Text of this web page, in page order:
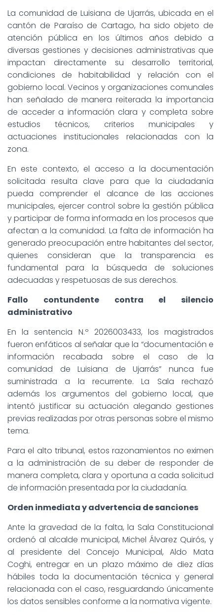
La comunidad de Luisiana de Ujarrás, ubicada en el
cantón de Paraíso de Cartago, ha sido objeto de
atención pública en los últimos años debido a
diversas gestiones y decisiones administrativas que
impactan directamente su desarrollo territorial,
condiciones de habitabilidad y relación con el
gobierno local. Vecinos y organizaciones comunales
han señalado de manera reiterada la importancia
de acceder a información clara y completa sobre
estudios técnicos, criterios municipales y
actuaciones institucionales relacionadas con la
zona.
En este contexto, el acceso a la documentación
solicitada resulta clave para que la ciudadanía
pueda comprender el alcance de las acciones
municipales, ejercer control sobre la gestión pública
y participar de forma informada en los procesos que
afectan a la comunidad. La falta de información ha
generado preocupación entre habitantes del sector,
quienes consideran que la transparencia es
fundamental para la búsqueda de soluciones
adecuadas y respetuosas de sus derechos.
Fallo contundente contra el silencio
administrativo
En la sentencia N.º 2026003433, los magistrados
fueron enfáticos al señalar que la “documentación e
información recabada sobre el caso de la
comunidad de Luisiana de Ujarrás” nunca fue
suministrada a la recurrente. La Sala rechazó
además los argumentos del gobierno local, que
intentó justificar su actuación alegando gestiones
previas realizadas por otras personas sobre el mismo
tema.
Para el alto tribunal, estos razonamientos no eximen
a la administración de su deber de responder de
manera completa, clara y oportuna a cada solicitud
de información presentada por la ciudadanía.
Orden inmediata y advertencia de sanciones
Ante la gravedad de la falta, la Sala Constitucional
ordenó al alcalde municipal, Michel Álvarez Quirós, y
al presidente del Concejo Municipal, Aldo Mata
Coghi, entregar en un plazo máximo de diez días
hábiles toda la documentación técnica y general
relacionada con el caso, resguardando únicamente
los datos sensibles conforme a la normativa vigente.